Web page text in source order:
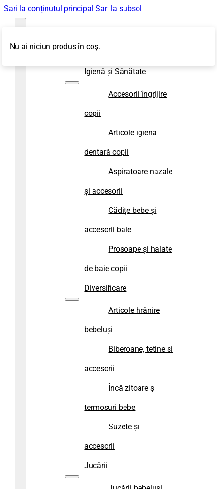
Sari la conținutul principal Sari la subsol
Igienă și Sănătate
Accesorii îngrijire
copii
Articole igienă
dentară copii
Aspiratoare nazale
și accesorii
Cădițe bebe și
accesorii baie
Prosoape și halate
de baie copii
Diversificare
Articole hrănire
bebeluși
Biberoane, tetine si
accesorii
Încălzitoare și
termosuri bebe
Suzete și
accesorii
Jucării
Nu ai niciun produs în coș.